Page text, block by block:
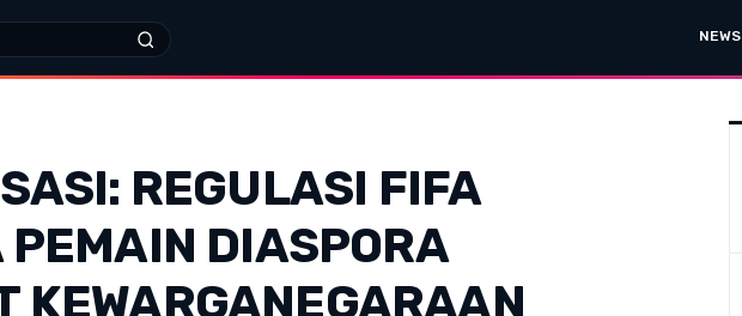
NEWS
REGULASI FIFA
PEMAIN DIASPORA
KEWARGANEGARAAN